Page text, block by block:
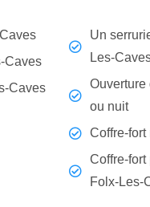
Caves
Caves
Un
Les-
Ouverture
ou nuit
Coffre-
Coffre-
Folx-Les-